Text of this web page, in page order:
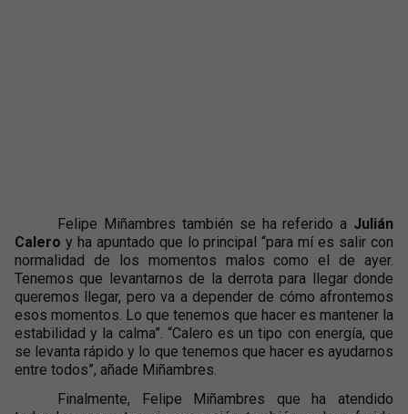
Felipe Miñambres también se ha referido a Julián
Calero y ha apuntado que lo principal “para mí es salir con
normalidad de los momentos malos como el de ayer.
Tenemos que levantarnos de la derrota para llegar donde
queremos llegar, pero va a depender de cómo afrontemos
esos momentos. Lo que tenemos que hacer es mantener la
estabilidad y la calma”. “Calero es un tipo con energía, que
se levanta rápido y lo que tenemos que hacer es ayudarnos
entre todos”, añade Miñambres.
Finalmente, Felipe Miñambres que ha atendido